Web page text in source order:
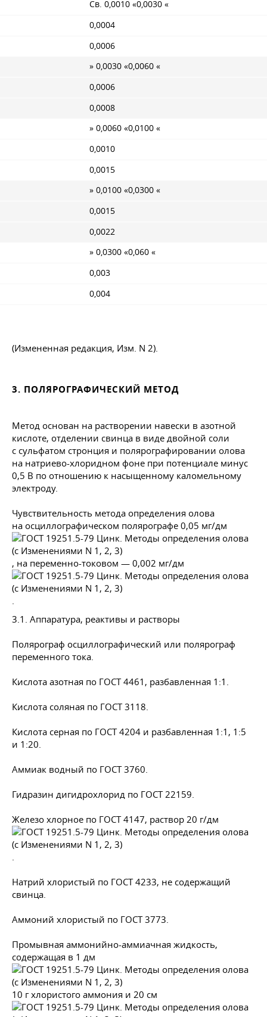
Св. 0,0010 «0,0030 «
0,0004
0,0006
» 0,0030 «0,0060 «
0,0006
0,0008
» 0,0060 «0,0100 «
0,0010
0,0015
» 0,0100 «0,0300 «
0,0015
0,0022
» 0,0300 «0,060 «
0,003
0,004
(Измененная редакция, Изм. N 2).
3. ПОЛЯРОГРАФИЧЕСКИЙ МЕТОД
Метод основан на растворении навески в азотной
кислоте, отделении свинца в виде двойной соли
с сульфатом стронция и полярографировании олова
на натриево-хлоридном фоне при потенциале минус
0,5 В по отношению к насыщенному каломельному
электроду.
Чувствительность метода определения олова
на осциллографическом полярографе 0,05 мг/дм
, на переменно-токовом — 0,002 мг/дм
.
3.1. Аппаратура, реактивы и растворы
Полярограф осциллографический или полярограф
переменного тока.
Кислота азотная по ГОСТ 4461 , разбавленная 1:1.
Кислота соляная по ГОСТ 3118.
Кислота серная по ГОСТ 4204 и разбавленная 1:1, 1:5
и 1:20.
Аммиак водный по ГОСТ 3760.
Гидразин дигидрохлорид по ГОСТ 22159.
Железо хлорное по ГОСТ 4147, раствор 20 г/дм
.
Натрий хлористый по ГОСТ 4233, не содержащий
свинца.
Аммоний хлористый по ГОСТ 3773.
Промывная аммонийно-аммиачная жидкость,
содержащая в 1 дм
10 г хлористого аммония и 20 см